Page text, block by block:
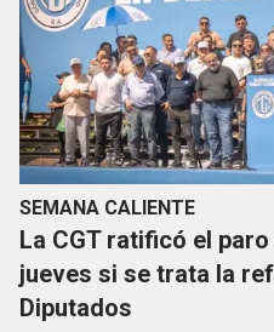
SEMANA CALIENTE
La CGT ratificó el
jueves si se trata la
Diputados